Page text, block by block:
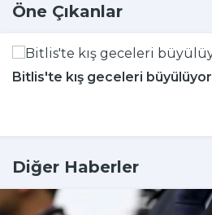
Öne Çıkanlar
Bitlis'te kış geceleri büyülüyor
Diğer Haberler